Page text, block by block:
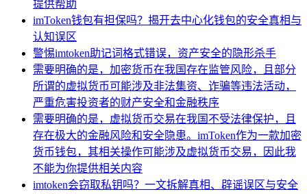
提供帮助
imToken钱包有担保吗？揭开去中心化钱包的安全真相与
认知误区
警惕imtoken助记词格式错误，资产安全的隐形杀手
需要明确的是，加密货币在我国存在监管风险，且部分
所谓的虚拟货币可能涉及非法集资、诈骗等违法活动，
严重危害投资者的财产安全和金融秩序
需要明确的是，虚拟货币交易在我国不受法律保护，且
存在极大的金融风险和安全隐患。imToken作为一款加密
货币钱包，其相关操作可能涉及虚拟货币交易，因此我
不能为你提供相关内容
imtoken会窃取私钥吗？一文拆解真相、辟谣误区与安全